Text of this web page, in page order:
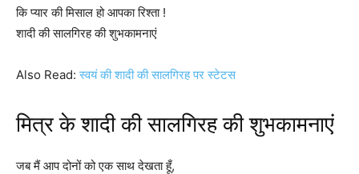
कि प्यार की मिसाल हो आपका रिश्ता !
शादी की सालगिरह की शुभकामनाएं
Also Read:स्वयं की शादी की सालगिरह पर स्टेटस
मित्र के शादी की सालगिरह की शुभकामनाएं
जब मैं आप दोनों को एक साथ देखता हूँ,